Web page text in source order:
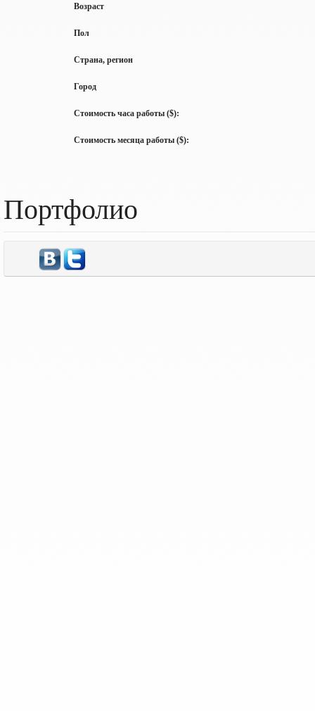
Возраст
Пол
Страна, регион
Город
Стоимость часа работы ($):
Стоимость месяца работы ($):
Портфолио